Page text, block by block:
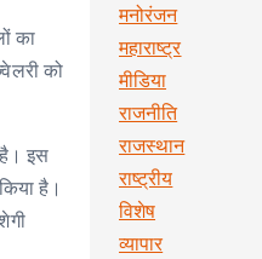
का
को
है। इस
है।
मनोरंजन
महाराष्ट्र
मीडिया
राजनीति
राजस्थान
राष्ट्रीय
विशेष
व्यापार